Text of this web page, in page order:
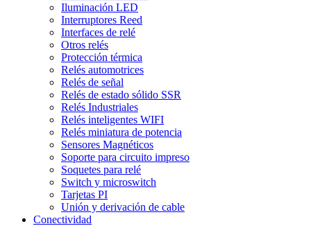
Iluminación LED
Interruptores Reed
Interfaces de relé
Otros relés
Protección térmica
Relés automotrices
Relés de señal
Relés de estado sólido SSR
Relés Industriales
Relés inteligentes WIFI
Relés miniatura de potencia
Sensores Magnéticos
Soporte para circuito impreso
Soquetes para relé
Switch y microswitch
Tarjetas PI
Unión y derivación de cable
Conectividad